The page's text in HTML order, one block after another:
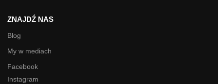
ZNAJDŹ NAS
Blog
My w mediach
Facebook
Instagram